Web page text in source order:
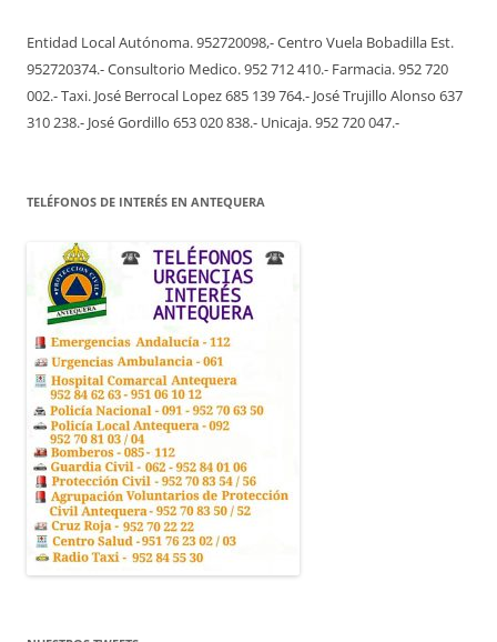
Entidad Local Autónoma. 952720098,- Centro Vuela Bobadilla Est.
952720374.- Consultorio Medico. 952 712 410.- Farmacia. 952 720
002.- Taxi. José Berrocal Lopez 685 139 764.- José Trujillo Alonso 637
310 238.- José Gordillo 653 020 838.- Unicaja. 952 720 047.-
TELÉFONOS DE INTERÉS EN ANTEQUERA